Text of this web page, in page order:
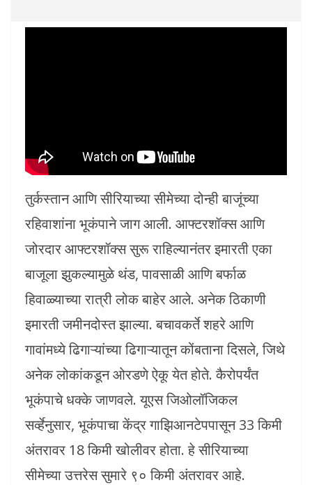
तुर्कस्तान आणि सीरियाच्या सीमेच्या दोन्ही बाजूंच्या
रहिवाशांना भूकंपाने जाग आली. आफ्टरशॉक्स आणि
जोरदार आफ्टरशॉक्स सुरू राहिल्यानंतर इमारती एका
बाजूला झुकल्यामुळे थंड, पावसाळी आणि बर्फाळ
हिवाळ्याच्या रात्री लोक बाहेर आले. अनेक ठिकाणी
इमारती जमीनदोस्त झाल्या. बचावकर्ते शहरे आणि
गावांमध्ये ढिगाऱ्यांच्या ढिगाऱ्यातून कोंबताना दिसले, जिथे
अनेक लोकांकडून ओरडणे ऐकू येत होते. कैरोपर्यंत
भूकंपाचे धक्के जाणवले. यूएस जिओलॉजिकल
सर्व्हेनुसार, भूकंपाचा केंद्र गाझिआनटेपपासून 33 किमी
अंतरावर 18 किमी खोलीवर होता. हे सीरियाच्या
सीमेच्या उत्तरेस सुमारे ९० किमी अंतरावर आहे.